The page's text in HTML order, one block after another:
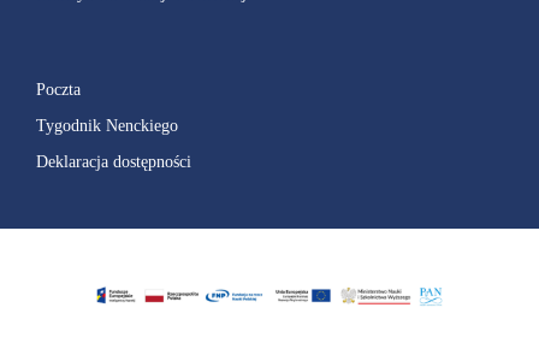
Poczta
Tygodnik Nenckiego
Deklaracja dostępności